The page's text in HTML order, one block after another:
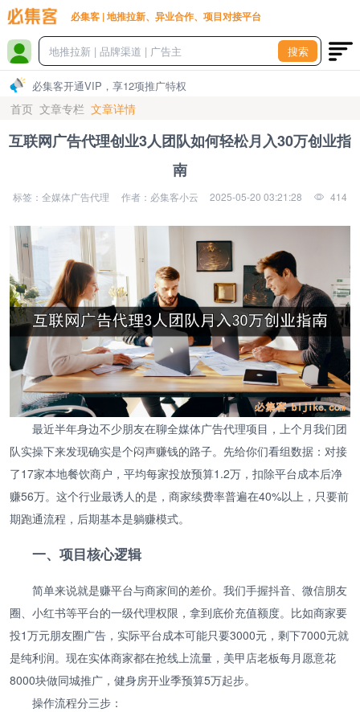
必集客 | 地推拉新、异业合作、项目对接平台
搜索
必集客开通VIP，享12项推广特权
首页 文章专栏 文章详情
互联网广告代理创业3人团队如何轻松月入30万创业指
南
标签：全媒体广告代理 作者：必集客小云 2025-05-20 03:21:28 414
最近半年身边不少朋友在聊全媒体广告代理项目，上个月我们团
队实操下来发现确实是个闷声赚钱的路子。先给你们看组数据：对接
了17家本地餐饮商户，平均每家投放预算1.2万，扣除平台成本后净
赚56万。这个行业最诱人的是，商家续费率普遍在40%以上，只要前
期跑通流程，后期基本是躺赚模式。
一、项目核心逻辑
简单来说就是赚平台与商家间的差价。我们手握抖音、微信朋友
圈、小红书等平台的一级代理权限，拿到底价充值额度。比如商家要
投1万元朋友圈广告，实际平台成本可能只要3000元，剩下7000元就
是纯利润。现在实体商家都在抢线上流量，美甲店老板每月愿意花
8000块做同城推广，健身房开业季预算5万起步。
操作流程分三步：